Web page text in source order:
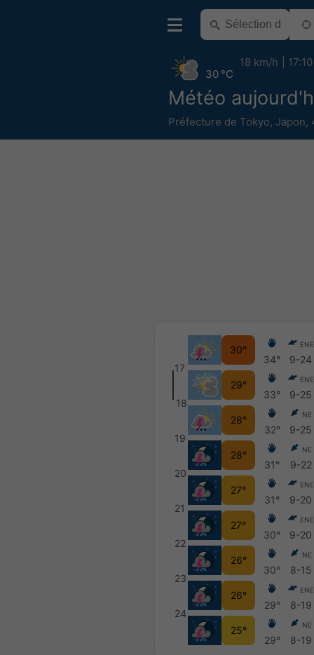
Météo
Préfecture de Tokyo, Japon,
30 °C
18 km/h 17:10
17
18
19
20
21
22
23
24
30°
29°
28°
28°
27°
27°
26°
26°
25°
34°
33°
32°
31°
31°
30°
30°
29°
29°
ENE
9-24
ENE
9-25
NE
9-25
NE
9-22
ENE
9-20
ENE
9-20
NE
8-15
ENE
8-19
NE
8-19